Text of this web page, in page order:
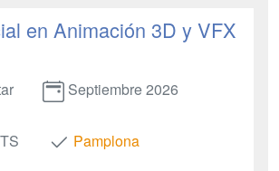
en Animación 3D y VFX
Septiembre 2026
Pamplona